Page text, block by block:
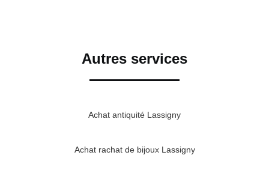
Autres services
Achat antiquité Lassigny
Achat rachat de bijoux Lassigny